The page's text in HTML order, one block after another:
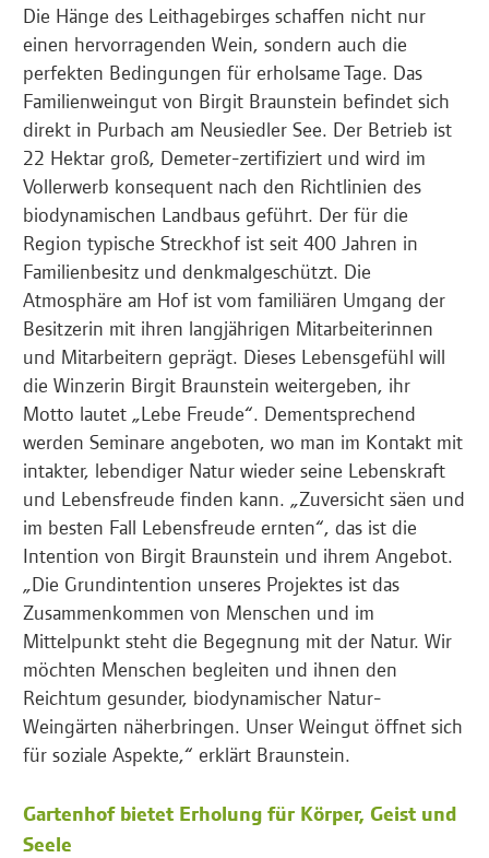
Die Hänge des Leithagebirges schaffen nicht nur
einen hervorragenden Wein, sondern auch die
perfekten Bedingungen für erholsame Tage. Das
Familienweingut von Birgit Braunstein befindet sich
direkt in Purbach am Neusiedler See. Der Betrieb ist
22 Hektar groß, Demeter-zertifiziert und wird im
Vollerwerb konsequent nach den Richtlinien des
biodynamischen Landbaus geführt. Der für die
Region typische Streckhof ist seit 400 Jahren in
Familienbesitz und denkmalgeschützt. Die
Atmosphäre am Hof ist vom familiären Umgang der
Besitzerin mit ihren langjährigen Mitarbeiterinnen
und Mitarbeitern geprägt. Dieses Lebensgefühl will
die Winzerin Birgit Braunstein weitergeben, ihr
Motto lautet „Lebe Freude“. Dementsprechend
werden Seminare angeboten, wo man im Kontakt mit
intakter, lebendiger Natur wieder seine Lebenskraft
und Lebensfreude finden kann. „Zuversicht säen und
im besten Fall Lebensfreude ernten“, das ist die
Intention von Birgit Braunstein und ihrem Angebot.
„Die Grundintention unseres Projektes ist das
Zusammenkommen von Menschen und im
Mittelpunkt steht die Begegnung mit der Natur. Wir
möchten Menschen begleiten und ihnen den
Reichtum gesunder, biodynamischer Natur-
Weingärten näherbringen. Unser Weingut öffnet sich
für soziale Aspekte,“ erklärt Braunstein.
Gartenhof bietet Erholung für Körper, Geist und
Seele